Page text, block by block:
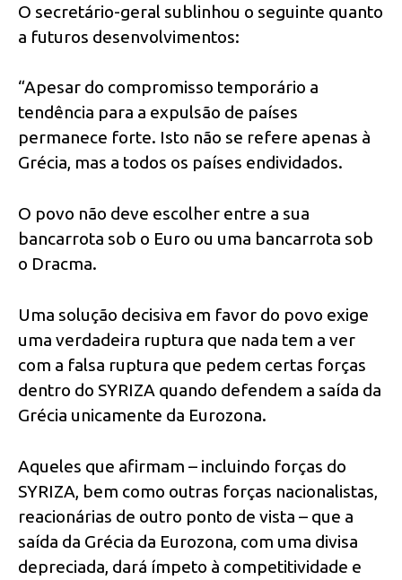
O secretário-geral sublinhou o seguinte quanto
a futuros desenvolvimentos:
“Apesar do compromisso temporário a
tendência para a expulsão de países
permanece forte. Isto não se refere apenas à
Grécia, mas a todos os países endividados.
O povo não deve escolher entre a sua
bancarrota sob o Euro ou uma bancarrota sob
o Dracma.
Uma solução decisiva em favor do povo exige
uma verdadeira ruptura que nada tem a ver
com a falsa ruptura que pedem certas forças
dentro do SYRIZA quando defendem a saída da
Grécia unicamente da Eurozona.
Aqueles que afirmam – incluindo forças do
SYRIZA, bem como outras forças nacionalistas,
reacionárias de outro ponto de vista – que a
saída da Grécia da Eurozona, com uma divisa
depreciada, dará ímpeto à competitividade e